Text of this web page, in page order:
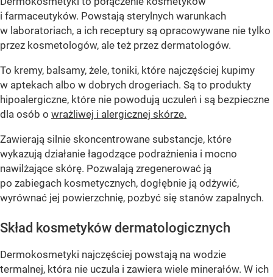
i farmaceutyków. Powstają sterylnych warunkach
w laboratoriach, a ich receptury są opracowywane nie tylko
przez kosmetologów, ale też przez dermatologów.
To kremy, balsamy, żele, toniki, które najczęściej kupimy
w aptekach albo w dobrych drogeriach. Są to produkty
hipoalergiczne, które nie powodują uczuleń i są bezpieczne
dla osób o wrażliwej i alergicznej skórze.
Zawierają silnie skoncentrowane substancje, które
wykazują działanie łagodzące podrażnienia i mocno
nawilżające skórę. Pozwalają zregenerować ją
po zabiegach kosmetycznych, dogłębnie ją odżywić,
wyrównać jej powierzchnię, pozbyć się stanów zapalnych.
Skład kosmetyków dermatologicznych
Dermokosmetyki najczęściej powstają na wodzie
termalnej, która nie uczula i zawiera wiele minerałów. W ich